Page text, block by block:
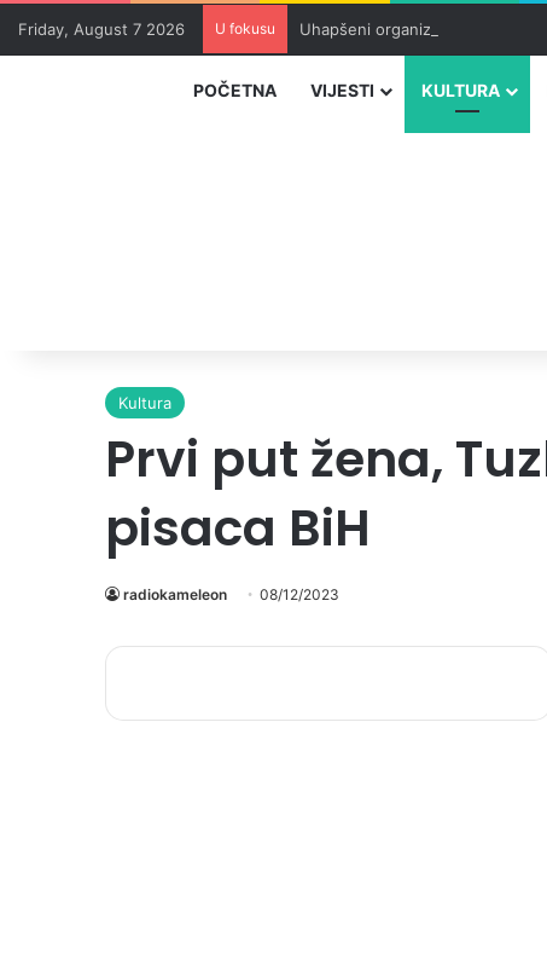
Friday, August 7 2026 U fokusu Uhapšeni organizatori
POČETNA VIJESTI KULTURA
Kultura
Prvi put žena,
pisaca BiH
radiokameleon 08/12/2023